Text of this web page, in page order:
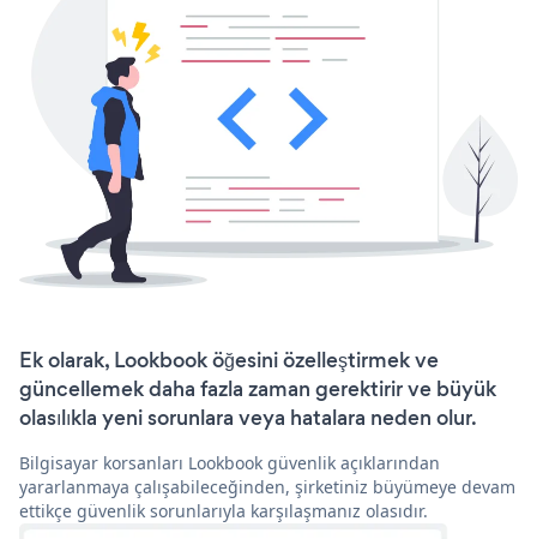
Ek olarak, Lookbook öğesini özelleştirmek ve
güncellemek daha fazla zaman gerektirir ve büyük
olasılıkla yeni sorunlara veya hatalara neden olur.
Bilgisayar korsanları Lookbook güvenlik açıklarından
yararlanmaya çalışabileceğinden, şirketiniz büyümeye devam
ettikçe güvenlik sorunlarıyla karşılaşmanız olasıdır.